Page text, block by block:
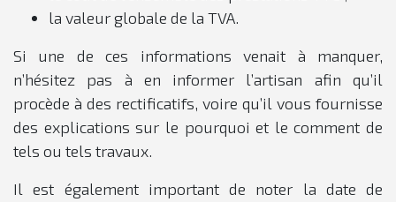
la valeur globale de la TVA.
Si une de ces informations venait à manquer,
n’hésitez pas à en informer l’artisan afin qu’il
procède à des rectificatifs, voire qu’il vous fournisse
des explications sur le pourquoi et le comment de
tels ou tels travaux.
Il est également important de noter la date de